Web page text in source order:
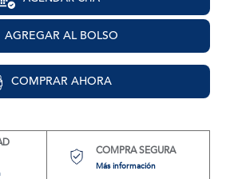
AGREGAR AL BOLSO
COMPRAR AHORA
COMPRA SEGURA
Más información